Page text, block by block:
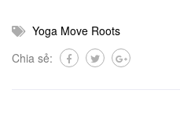
Yoga Move Roots
Chia sẻ: